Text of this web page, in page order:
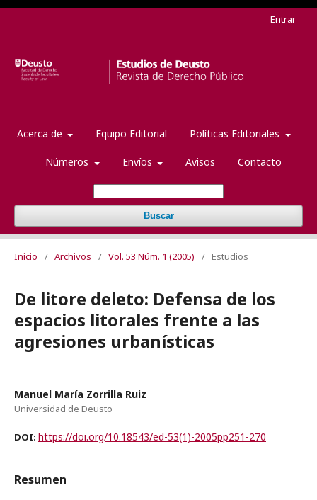
Acerca de Equipo Editorial Políticas Editoriales
Números Envíos Avisos Contacto
Buscar
Entrar
Inicio / Archivos / Vol. 53 Núm. 1 (2005) / Estudios
De litore deleto: Defensa de los
espacios litorales frente a las
agresiones urbanísticas
Manuel María Zorrilla Ruiz
Universidad de Deusto
DOI: https://doi.org/10.18543/ed-53(1)-2005pp251-270
Resumen